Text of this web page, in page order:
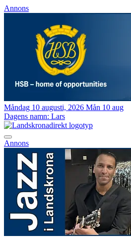
Annons
Måndag 10 augusti, 2026 Mån 10 aug
Dagens namn: Lars
Annons